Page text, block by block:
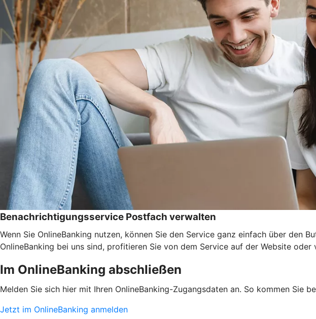
Benachrichtigungsservice Postfach verwalten
Wenn Sie OnlineBanking nutzen, können Sie den Service ganz einfach über den
OnlineBanking bei uns sind, profitieren Sie von dem Service auf der Website oder
Im OnlineBanking abschließen
Melden Sie sich hier mit Ihren OnlineBanking-Zugangsdaten an. So kommen Sie
Jetzt im OnlineBanking anmelden